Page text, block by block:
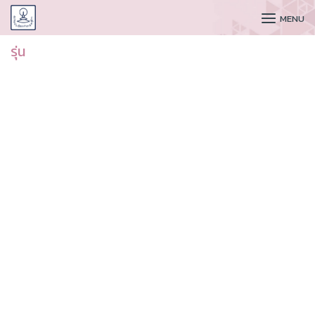
CUDAA MENU
รุ่น